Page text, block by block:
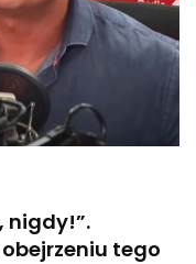
Który
Im
Przysporzyć…
nigdy!”.
tego